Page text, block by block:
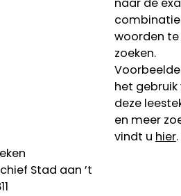
naar de
woorden te
zoeken.
het gebruik
deze
en meer
vindt u hier.
Stad aan ’t